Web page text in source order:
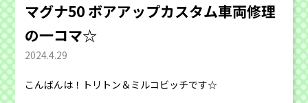
マグナ50 ボアアップカスタム車両修理
の一コマ☆
2024.4.29
こんばんは！トリトン＆ミルコビッチです☆